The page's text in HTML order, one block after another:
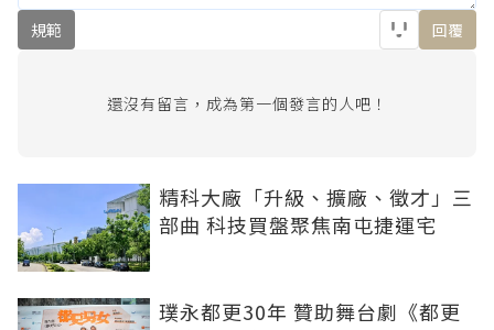
規範 回覆
還沒有留言，成為第一個發言的人吧！
精科大廠「升級、擴廠、徵才」三
部曲 科技買盤聚焦南屯捷運宅
璞永都更30年 贊助舞台劇《都更